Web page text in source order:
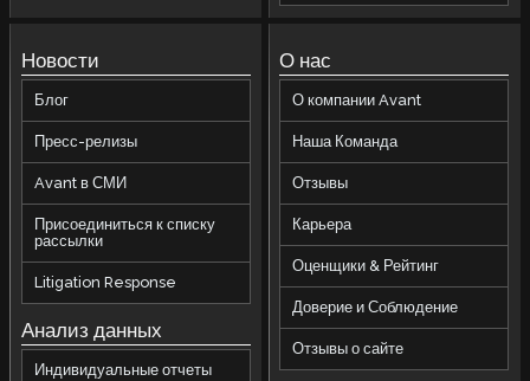
Новости
Блог
Пресс-релизы
Avant в СМИ
Присоединиться к списку
рассылки
Litigation Response
Анализ данных
Индивидуальные отчеты
О нас
О компании Avant
Наша Команда
Отзывы
Карьера
Оценщики & Рейтинг
Доверие и Соблюдение
Отзывы о сайте